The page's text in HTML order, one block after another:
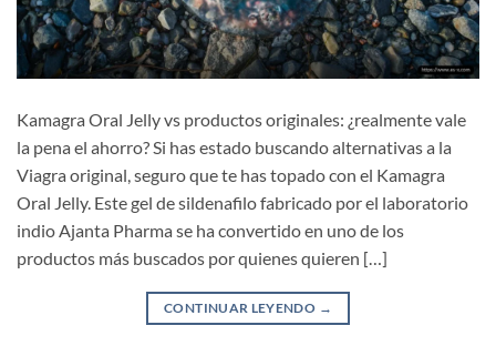
Kamagra Oral Jelly vs productos originales: ¿realmente vale
la pena el ahorro? Si has estado buscando alternativas a la
Viagra original, seguro que te has topado con el Kamagra
Oral Jelly. Este gel de sildenafilo fabricado por el laboratorio
indio Ajanta Pharma se ha convertido en uno de los
productos más buscados por quienes quieren […]
CONTINUAR LEYENDO →